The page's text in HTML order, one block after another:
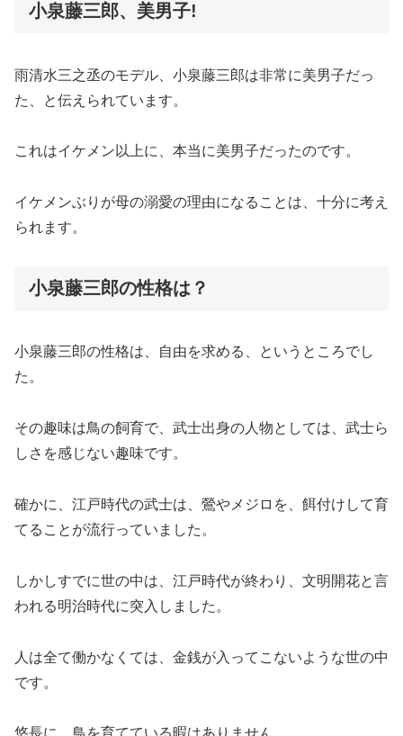
小泉藤三郎、美男子!
雨清水三之丞のモデル、小泉藤三郎は非常に美男子だっ
た、と伝えられています。
これはイケメン以上に、本当に美男子だったのです。
イケメンぶりが母の溺愛の理由になることは、十分に考え
られます。
小泉藤三郎の性格は？
小泉藤三郎の性格は、自由を求める、というところでし
た。
その趣味は鳥の飼育で、武士出身の人物としては、武士ら
しさを感じない趣味です。
確かに、江戸時代の武士は、鶯やメジロを、餌付けして育
てることが流行っていました。
しかしすでに世の中は、江戸時代が終わり、文明開花と言
われる明治時代に突入しました。
人は全て働かなくては、金銭が入ってこないような世の中
です。